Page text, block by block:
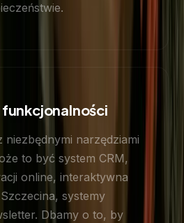
narzędziami
to być system CRM,
online, interaktywna
systemy
Dbamy o to, by